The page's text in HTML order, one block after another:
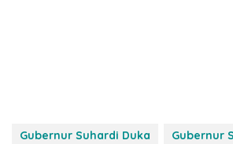
Gubernur Suhardi Duka
Gubernur